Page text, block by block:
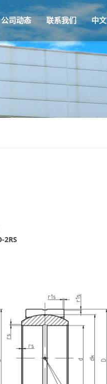
公司动态 联系我们 中文
2RS